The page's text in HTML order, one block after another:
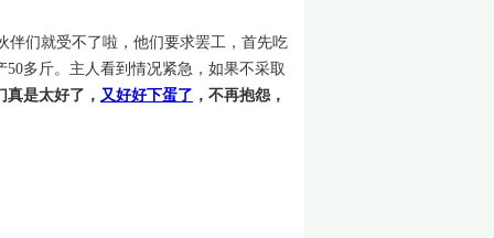
们就受不了啦，他们要求罢工，首先吃
多斤。主人看到情况紧急，如果不采取
是太好了， 又好好下蛋了 ，不再抱怨，